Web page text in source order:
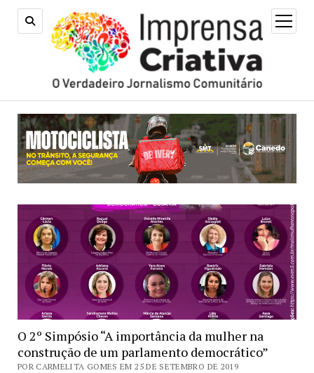
open
menu
O 2º Simpósio “A importância da mulher na
construção de um parlamento democrático”
POR CARMELITA GOMES EM 25 DE SETEMBRO DE 2019